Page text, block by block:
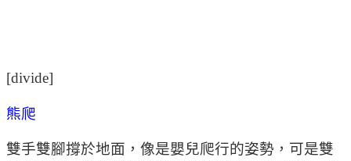
[divide]
熊爬
雙手雙腳撐於地面，像是嬰兒爬行的姿勢，可是雙